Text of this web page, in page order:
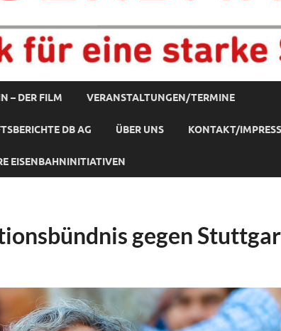
– DER FILM VERANSTALTUNGEN/TERMINE
DB AG ÜBER UNS KONTAKT/
EISENBAHNINITIATIVEN
gegen